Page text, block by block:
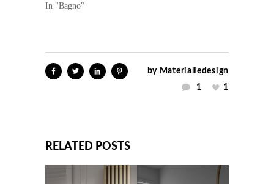
In "Bagno"
by Materialiedesign
1
1
RELATED POSTS